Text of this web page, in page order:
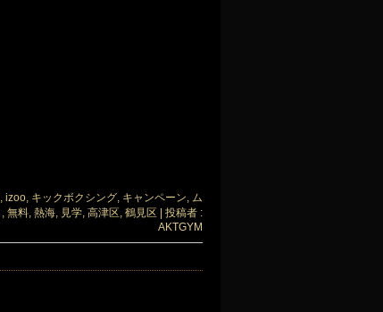
, izoo, キックボクシング, キャンペーン, ム
, 無料, 熱海, 見学, 高津区, 鶴見区
投稿者 :
AKTGYM